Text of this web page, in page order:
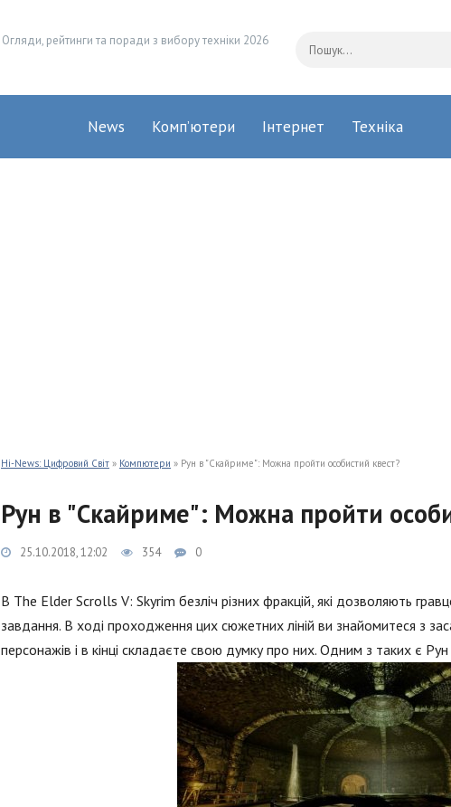
Огляди, рейтинги та поради з вибору техніки 2026
News Комп’ютери Інтернет Техніка
Hi-News: Цифровий Світ » Компютери » Рун в "Скайриме": Можна пройти особистий квест?
Рун в "Скайриме": Можна пройти
25.10.2018, 12:02 354 0
В The Elder Scrolls V: Skyrim безліч різних фракцій, які дозволяють
завдання. В ході проходження цих сюжетних ліній ви знайомитеся з
персонажів і в кінці складаєте свою думку про них. Одним з таких є